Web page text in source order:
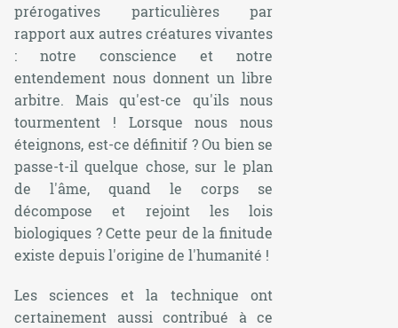
prérogatives particulières par
rapport aux autres créatures vivantes
: notre conscience et notre
entendement nous donnent un libre
arbitre. Mais qu'est-ce qu'ils nous
tourmentent ! Lorsque nous nous
éteignons, est-ce définitif ? Ou bien se
passe-t-il quelque chose, sur le plan
de l'âme, quand le corps se
décompose et rejoint les lois
biologiques ? Cette peur de la finitude
existe depuis l'origine de l'humanité !
Les sciences et la technique ont
certainement aussi contribué à ce